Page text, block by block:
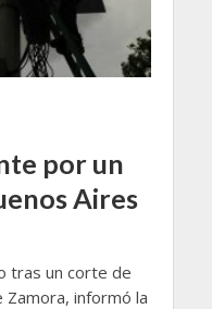
por un
Aires
tras un corte de
informó la